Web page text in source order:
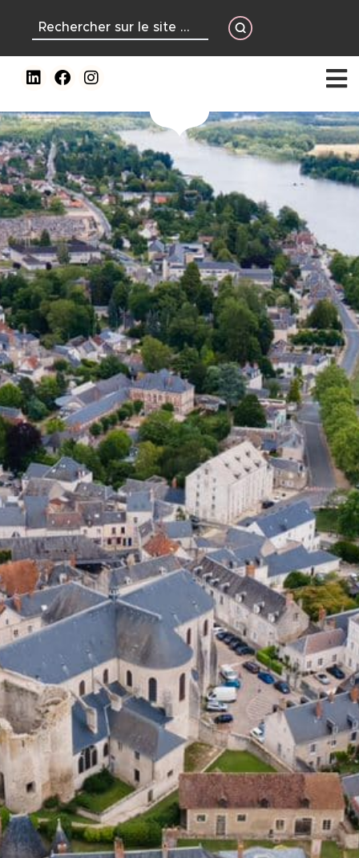
principal